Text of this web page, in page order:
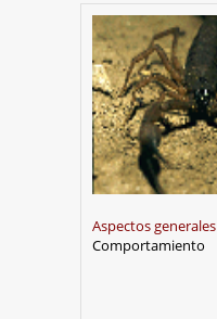
Aspectos generales
Comportamiento